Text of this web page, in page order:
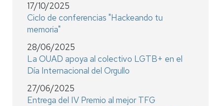
17/10/2025
Ciclo de conferencias "Hackeando tu
memoria"
28/06/2025
La OUAD apoya al colectivo LGTB+ en el
Día Internacional del Orgullo
27/06/2025
Entrega del IV Premio al mejor TFG